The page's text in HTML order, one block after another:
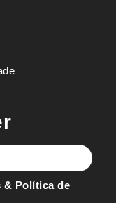
& Política de